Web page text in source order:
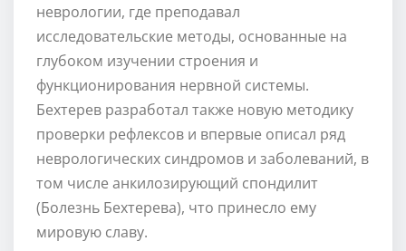
неврологии, где преподавал
исследовательские методы, основанные на
глубоком изучении строения и
функционирования нервной системы.
Бехтерев разработал также новую методику
проверки рефлексов и впервые описал ряд
неврологических синдромов и заболеваний, в
том числе анкилозирующий спондилит
(Болезнь Бехтерева), что принесло ему
мировую славу.